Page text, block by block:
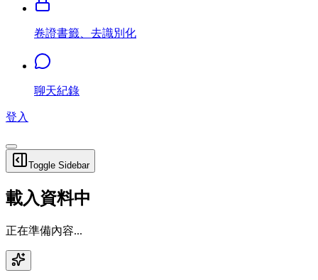
卷證書籤、去識別化
聊天紀錄
登入
Toggle Sidebar
載入資料中
正在準備內容...